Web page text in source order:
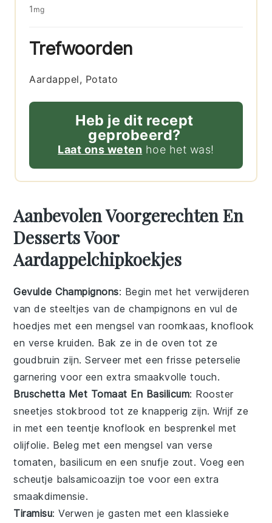
1 mg
Trefwoorden
Aardappel, Potato
Heb je dit recept
geprobeerd?
Laat ons weten hoe het was!
Aanbevolen Voorgerechten En
Desserts Voor
Aardappelchipkoekjes
Gevulde Champignons: Begin met het verwijderen
van de steeltjes van dechampignons en vul de
hoedjes met een mengsel vanroomkaas,knoflook
en verse kruiden. Bak ze in de oven tot ze
goudbruin zijn. Serveer met een frisse peterselie
garnering voor een extra smaakvolle touch.
Bruschetta Met Tomaat En Basilicum: Rooster
sneetjes stokbrood tot ze knapperig zijn. Wrijf ze
in met een teentje knoflook en besprenkel met
olijfolie. Beleg met een mengsel van verse
tomaten, basilicum en een snufje zout. Voeg een
scheutje balsamicoazijn toe voor een extra
smaakdimensie.
Tiramisu: Verwen je gasten met een klassieke